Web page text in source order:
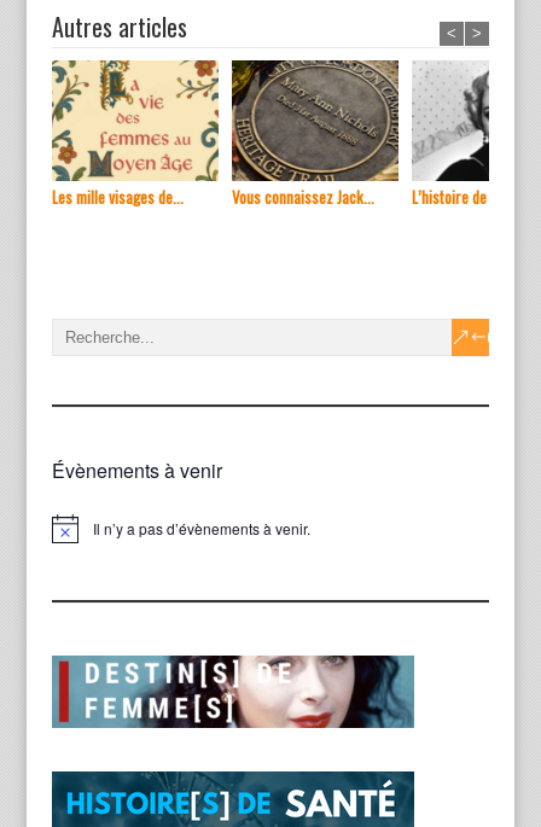
Autres articles
Les mille visages de... Vous connaissez Jack... L’histoire de ...
< >
Évènements à venir
Notice Il n’y a pas d’évènements à venir.